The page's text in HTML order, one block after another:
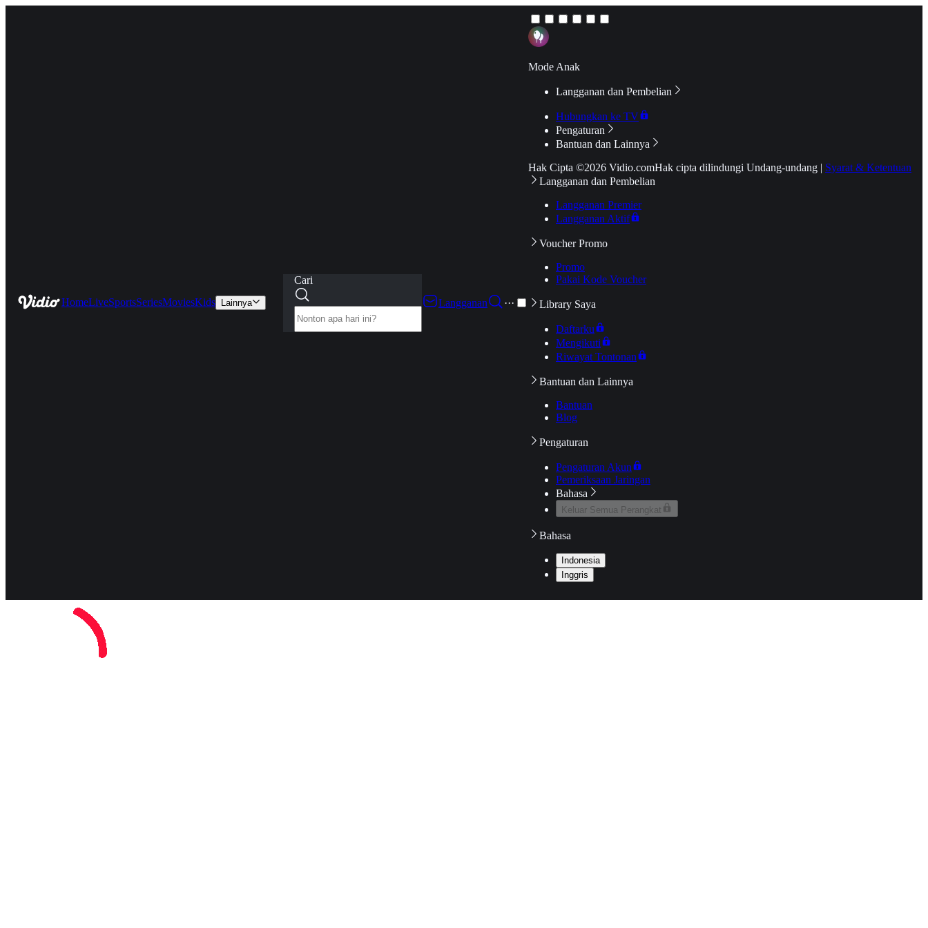
HomeLiveSportsSeriesMoviesKids Lainnya
Cari
Langganan
···
Mode Anak
Langganan dan Pembelian
Hubungkan ke TV
Pengaturan
Bantuan dan Lainnya
Hak Cipta ©2026 Vidio.comHak cipta dilindungi Undang-undang | Syarat & Ketentuan
Langganan dan Pembelian
Langganan Premier
Langganan Aktif
Voucher Promo
Promo
Pakai Kode Voucher
Library Saya
Daftarku
Mengikuti
Riwayat Tontonan
Bantuan dan Lainnya
Bantuan
Blog
Pengaturan
Pengaturan Akun
Pemeriksaan Jaringan
Bahasa
Keluar Semua Perangkat
Bahasa
Indonesia
Inggris